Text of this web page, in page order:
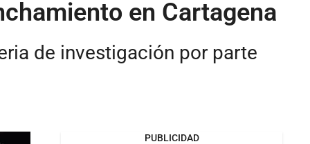
en Cartagena
de investigación por parte
PUBLICIDAD